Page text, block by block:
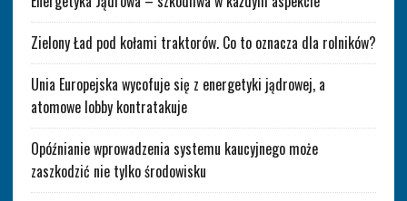
Zielony Ład pod kołami traktorów. Co to oznacza dla rolników?
Unia Europejska wycofuje się z energetyki jądrowej, a
atomowe lobby kontratakuje
Opóźnianie wprowadzenia systemu kaucyjnego może
zaszkodzić nie tylko środowisku